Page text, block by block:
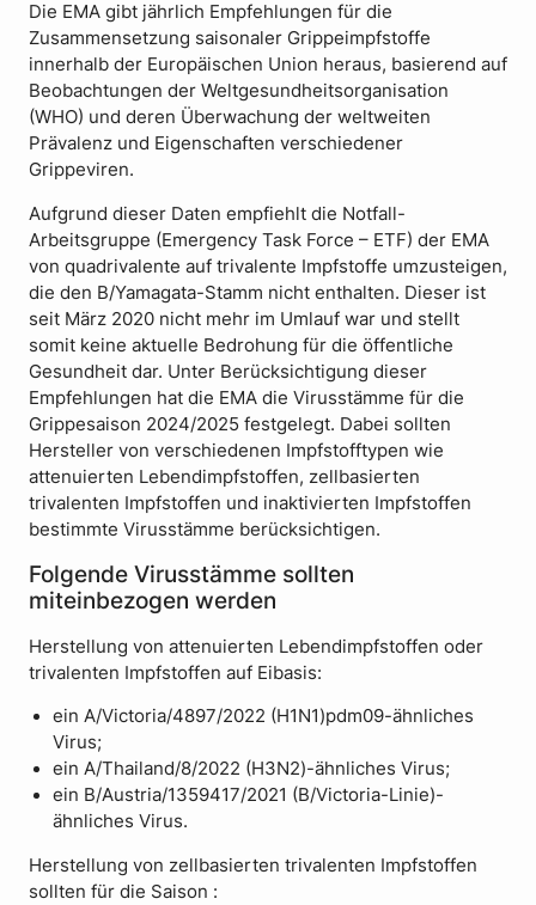
Die EMA gibt jährlich Empfehlungen für die
Zusammensetzung saisonaler Grippeimpfstoffe
innerhalb der Europäischen Union heraus, basierend auf
Beobachtungen der Weltgesundheitsorganisation
(WHO) und deren Überwachung der weltweiten
Prävalenz und Eigenschaften verschiedener
Grippeviren.
Aufgrund dieser Daten empfiehlt die Notfall-
Arbeitsgruppe (Emergency Task Force – ETF) der EMA
von quadrivalente auf trivalente Impfstoffe umzusteigen,
die den B/Yamagata-Stamm nicht enthalten. Dieser ist
seit März 2020 nicht mehr im Umlauf war und stellt
somit keine aktuelle Bedrohung für die öffentliche
Gesundheit dar. Unter Berücksichtigung dieser
Empfehlungen hat die EMA die Virusstämme für die
Grippesaison 2024/2025 festgelegt. Dabei sollten
Hersteller von verschiedenen Impfstofftypen wie
attenuierten Lebendimpfstoffen, zellbasierten
trivalenten Impfstoffen und inaktivierten Impfstoffen
bestimmte Virusstämme berücksichtigen.
Folgende Virusstämme sollten
miteinbezogen werden
Herstellung von attenuierten Lebendimpfstoffen oder
trivalenten Impfstoffen auf Eibasis:
ein A/Victoria/4897/2022 (H1N1)pdm09-ähnliches
Virus;
ein A/Thailand/8/2022 (H3N2)-ähnliches Virus;
ein B/Austria/1359417/2021 (B/Victoria-Linie)-
ähnliches Virus.
Herstellung von zellbasierten trivalenten Impfstoffen
sollten für die Saison :